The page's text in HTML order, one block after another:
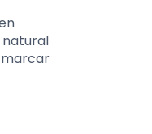
natural
marcar